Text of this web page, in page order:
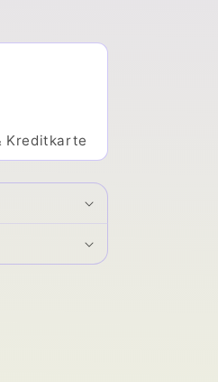
Kreditkarte